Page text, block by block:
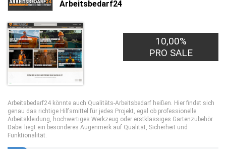
Arbeitsbedarf24
10,00%
PRO SALE
Arbeitsbedarf24 könnte auch Qualitäts-Arbeitsbedarf heißen. Hier findet sich
genau das richtige Hilfsmittel für jedes Projekt, egal ob professionelle
Arbeitskleidung, hochwertiges Werkzeug oder erstklassiges Gartenzubehör.
Dabei liegt ein besonderes Augenmerk auf Qualität, Sicherheit und
Funktionalität.